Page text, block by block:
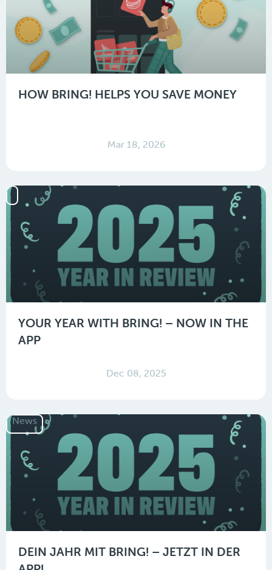
HOW BRING! HELPS YOU SAVE MONEY
Mar 18, 2026
YOUR YEAR WITH BRING! – NOW IN THE
APP
Dec 08, 2025
News
DEIN JAHR MIT BRING! – JETZT IN DER